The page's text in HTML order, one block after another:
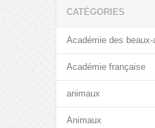
CATÉGORIES
Académie des beaux-
Académie française
animaux
Animaux